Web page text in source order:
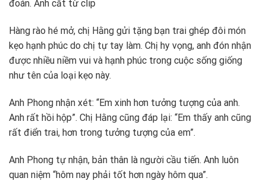
đoán. Ảnh cắt từ clip
Hàng rào hé mở, chị Hằng gửi tặng bạn trai ghép đôi món
kẹo hạnh phúc do chị tự tay làm. Chị hy vọng, anh đón nhận
được nhiều niềm vui và hạnh phúc trong cuộc sống giống
như tên của loại kẹo này.
Anh Phong nhận xét: “Em xinh hơn tưởng tượng của anh.
Anh rất hồi hộp”. Chị Hằng cũng đáp lại: “Em thấy anh cũng
rất điển trai, hơn trong tưởng tượng của em”.
Anh Phong tự nhận, bản thân là người cầu tiến. Anh luôn
quan niệm “hôm nay phải tốt hơn ngày hôm qua”.